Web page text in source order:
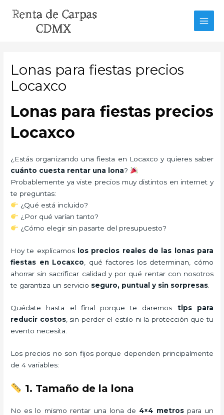
Lonas para fiestas precios
Locaxco
Lonas para fiestas precios
Locaxco
¿Estás organizando una fiesta en Locaxco y quieres saber
cuánto cuesta rentar una lona?
Probablemente ya viste precios muy distintos en internet y
te preguntas:
¿Qué está incluido?
¿Por qué varían tanto?
¿Cómo elegir sin pasarte del presupuesto?
Hoy te explicamos
los precios reales de las lonas para
fiestas en Locaxco , qué factores los determinan, cómo
ahorrar sin sacrificar calidad y por qué rentar con nosotros
te garantiza un servicio seguro, puntual y sin sorpresas
Quédate hasta el final porque te daremos tips para
reducir costos, sin perder el estilo ni la protección que tu
evento necesita.
Los precios no son fijos porque dependen principalmente
de 4 variables:
1. Tamaño de la lona
No es lo mismo rentar una lona de 4×4 metrospara un